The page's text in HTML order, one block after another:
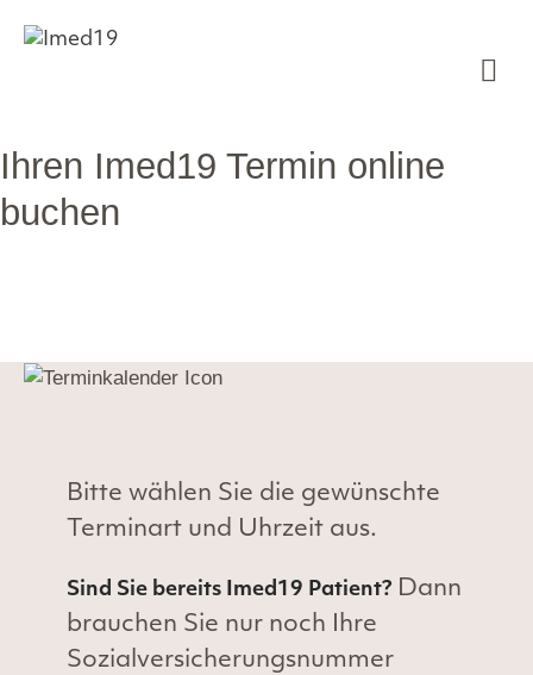
Inhalt
Ihren Imed19 Termin online
buchen
Bitte wählen Sie die gewünschte
Terminart und Uhrzeit aus.
Sind Sie bereits Imed19 Patient? Dann
brauchen Sie nur noch Ihre
Sozialversicherungsnummer